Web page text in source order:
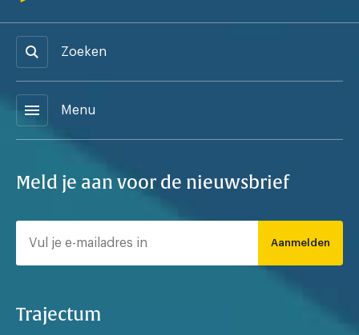
Zoeken
menu Menu
Meld je aan voor de nieuwsbrief
Aanmelden
Trajectum